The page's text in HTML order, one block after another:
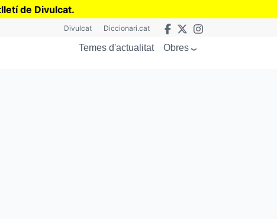
de Divulcat.
Divulcat Diccionari.cat
Temes d'actualitat Obres